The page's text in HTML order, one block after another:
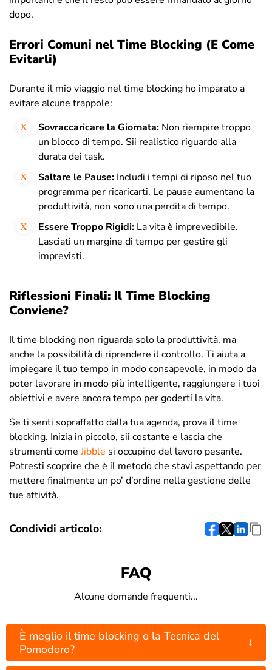
dopo.
Errori Comuni nel Time Blocking (E Come
Evitarli)
Durante il mio viaggio nel time blocking ho imparato a
evitare alcune trappole:
Sovraccaricare la Giornata: Non riempire troppo
un blocco di tempo. Sii realistico riguardo alla
durata dei task.
Saltare le Pause: Includi i tempi di riposo nel tuo
programma per ricaricarti. Le pause aumentano la
produttività, non sono una perdita di tempo.
Essere Troppo Rigidi: La vita è imprevedibile.
Lasciati un margine di tempo per gestire gli
imprevisti.
Riflessioni Finali: Il Time Blocking
Conviene?
Il time blocking non riguarda solo la produttività, ma
anche la possibilità di riprendere il controllo. Ti aiuta a
impiegare il tuo tempo in modo consapevole, in modo da
poter lavorare in modo più intelligente, raggiungere i tuoi
obiettivi e avere ancora tempo per goderti la vita.
Se ti senti sopraffatto dalla tua agenda, prova il time
blocking. Inizia in piccolo, sii costante e lascia che
strumenti comeJibble si occupino del lavoro pesante.
Potresti scoprire che è il metodo che stavi aspettando per
mettere finalmente un po’ d’ordine nella gestione delle
tue attività.
Condividi articolo:
FAQ
Alcune domande frequenti...
È meglio il time blocking o la Tecnica del
Pomodoro?
↓